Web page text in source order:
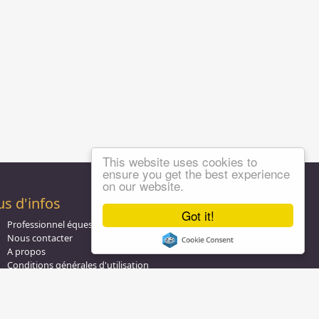
Got it!
This website uses cookies to
ensure you get the best experience
on our website.
d'infos
Professionnel équestre, Inscrivez-vous !
Nous contacter
A propos
Conditions générales d'utilisation